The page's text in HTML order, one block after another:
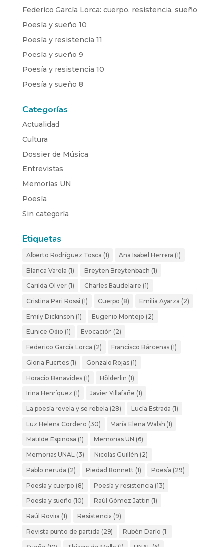
Federico García Lorca: cuerpo, resistencia, sueño
Poesía y sueño 10
Poesía y resistencia 11
Poesía y sueño 9
Poesía y resistencia 10
Poesía y sueño 8
Categorías
Actualidad
Cultura
Dossier de Música
Entrevistas
Memorias UN
Poesía
Sin categoría
Etiquetas
Alberto Rodríguez Tosca (1) Ana Isabel Herrera (1)
Blanca Varela (1) Breyten Breytenbach (1)
Carilda Oliver(1) Charles Baudelaire (1)
Cristina Peri Rossi (1) Cuerpo (8) Emilia Ayarza (2)
Emily Dickinson (1) Eugenio Montejo (2)
Eunice Odio (1) Evocación (2)
Federico García Lorca (2) Francisco Bárcenas(1)
Gloria Fuertes(1) Gonzalo Rojas(1)
Horacio Benavides(1) Hölderlin (1)
Irina Henríquez (1) Javier Villafañe (1)
La poesía revela y se rebela (28) Lucía Estrada (1)
Luz Helena Cordero (30) María Elena Walsh (1)
Matilde Espinosa (1) Memorias UN (6)
Memorias UNAL(3) Nicolás Guillén (2)
Pablo neruda (2) Piedad Bonnett (1) Poesía (29)
Poesía y cuerpo (8) Poesía y resistencia (13)
Poesía y sueño (10) Raúl Gómez Jattin (1)
Raúl Rovira (1) Resistencia (9)
Revista punto de partida (29) Rubén Darío (1)